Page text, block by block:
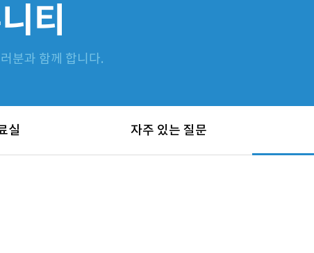
티
분과 함께 합니다.
실 자주 있는 질문